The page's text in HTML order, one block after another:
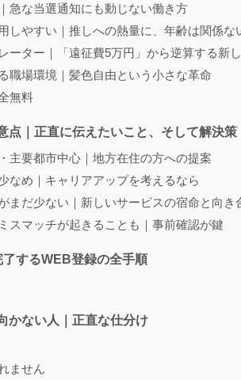
急な当選通知にも動じない働き方
しやすい｜推しへの熱量に、年齢は関係な
ーター｜「遠征費5万円」から逆算する新
職場環境｜髪色自由という小さな革命
無料
点｜正直に伝えたいこと、そして解決策
主要都市中心｜地方在住の方への提案
なめ｜キャリアアップを考えるなら
だ少ない｜新しいサービスの宿命と向き
スマッチが起きることも｜事前確認が鍵
するWEB登録の全手順
かない人｜正直な仕分け
ません